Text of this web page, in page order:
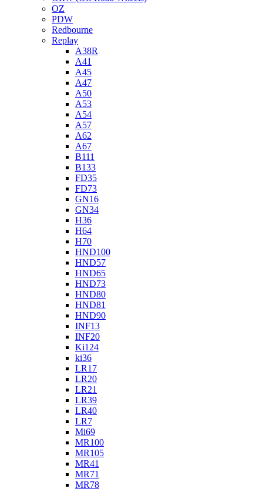
OZ
PDW
Redbourne
Replay
A38R
A41
A45
A47
A50
A53
A54
A57
A62
A67
B111
B133
FD35
FD73
GN16
GN34
H36
H64
H70
HND100
HND57
HND65
HND73
HND80
HND81
HND90
INF13
INF20
Ki124
ki36
LR17
LR20
LR21
LR39
LR40
LR7
Mi69
MR100
MR105
MR41
MR71
MR78